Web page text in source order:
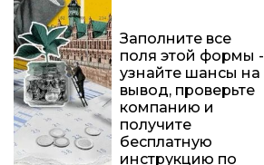
Заполните все
поля этой формы -
узнайте шансы на
вывод, проверьте
компанию и
получите
бесплатную
инструкцию по